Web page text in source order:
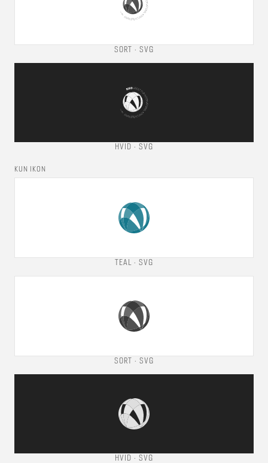
SORT · SVG
HVID · SVG
KUN IKON
TEAL · SVG
SORT · SVG
HVID · SVG